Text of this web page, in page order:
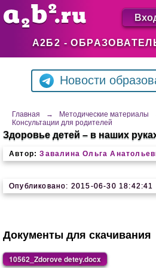
А2Б2 -
Новости
Главная → Методические материалы
Консультации для родителей
Здоровье детей – в наших
Автор: Завалина Ольга
Опубликовано: 2015-06-30 18:42:41
Документы для скачивания
10562_Zdorove detey.docx